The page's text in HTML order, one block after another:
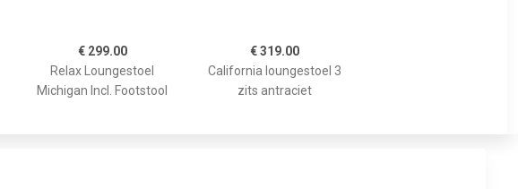
€ 299.00
Relax Loungestoel
Michigan Incl. Footstool
€ 319.00
California loungestoel 3
zits antraciet